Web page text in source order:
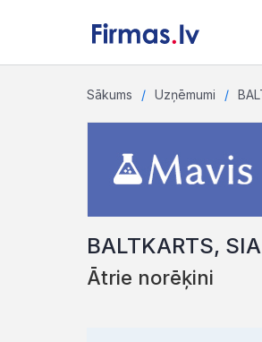
Sākums Uzņēmumi
BALTKARTS, SIA
Ātrie norēķini